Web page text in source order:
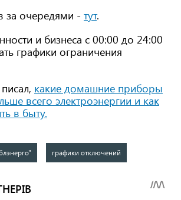
за очередями - тут.
и бизнеса с 00:00 до 24:00
графики ограничения
какие домашние приборы
всего электроэнергии и как
в быту.
графики отключений